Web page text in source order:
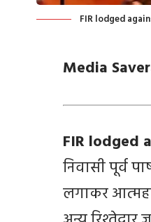
FIR lodged
Media
FIR lodged
निवासी पूर्व
लगाकर